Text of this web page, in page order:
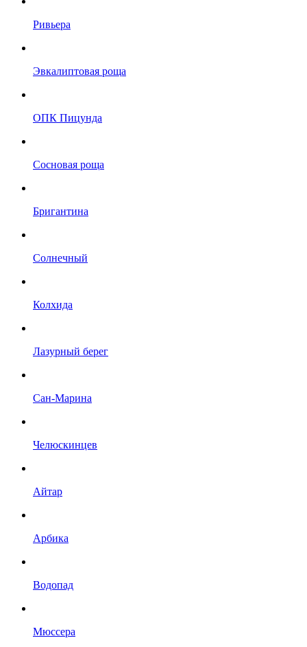
Ривьера
Эвкалиптовая роща
ОПК Пицунда
Сосновая роща
Бригантина
Солнечный
Колхида
Лазурный берег
Сан-Марина
Челюскинцев
Айтар
Арбика
Водопад
Мюссера